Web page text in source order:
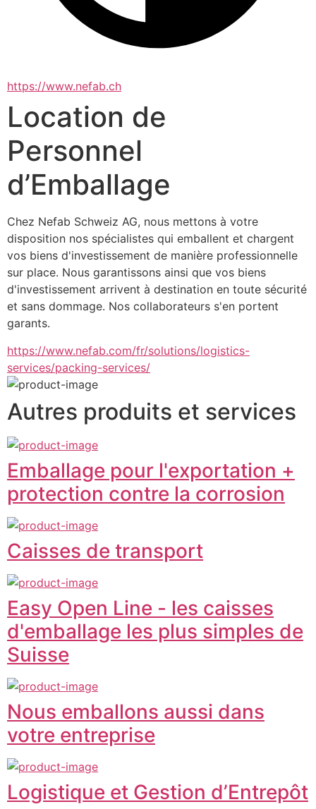
https://www.nefab.ch
Location de
Personnel
d’Emballage
Chez Nefab Schweiz AG, nous mettons à votre
disposition nos spécialistes qui emballent et chargent
vos biens d'investissement de manière professionnelle
sur place. Nous garantissons ainsi que vos biens
d'investissement arrivent à destination en toute sécurité
et sans dommage. Nos collaborateurs s'en portent
garants.
https://www.nefab.com/fr/solutions/logistics-
services/packing-services/
Autres produits et services
Emballage pour l'exportation +
protection contre la corrosion
Caisses de transport
Easy Open Line - les caisses
d'emballage les plus simples de
Suisse
Nous emballons aussi dans
votre entreprise
Logistique et Gestion d’Entrepôt